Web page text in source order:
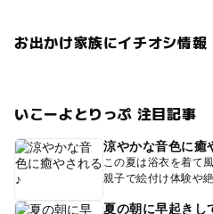
お出かけ家族にイチオシ情報
いこーよとりっぷ 注目記事
涼やかな音色に癒
この夏は浴衣を着て
親子で絵付け体験や
夏の朝に早起きし